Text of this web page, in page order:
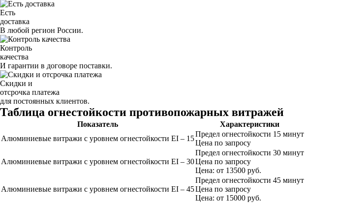
Есть
доставка
В любой регион России.
Контроль
качества
И гарантии в договоре поставки.
Скидки и
отсрочка платежа
для постоянных клиентов.
Таблица огнестойкости противопожарных витражей
Показатель
Характеристики
Алюминиевые витражи с уровнем огнестойкости EI – 15
Предел огнестойкости 15 минут
Цена по запросу
Алюминиевые витражи с уровнем огнестойкости EI – 30
Предел огнестойкости 30 минут
Цена по запросу
Цена: от 13500 руб.
Алюминиевые витражи с уровнем огнестойкости EI – 45
Предел огнестойкости 45 минут
Цена по запросу
Цена: от 15000 руб.